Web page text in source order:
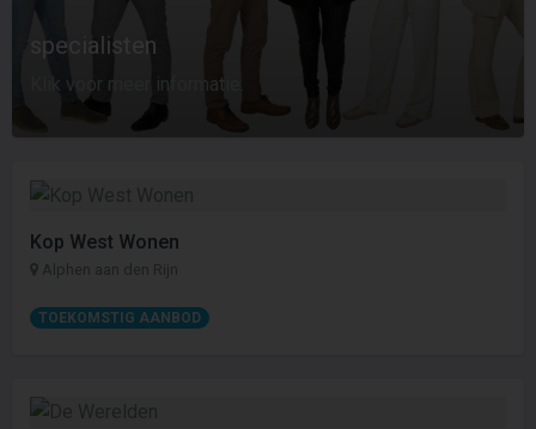
specialisten
Klik voor meer informatie.
Kop West Wonen
Alphen aan den Rijn
TOEKOMSTIG AANBOD